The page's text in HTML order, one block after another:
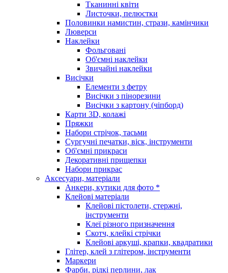
Тканинні квіти
Листочки, пелюстки
Половинки намистин, стрази, камінчики
Люверси
Наклейки
Фольговані
Об'ємні наклейки
Звичайні наклейки
Висічки
Елементи з фетру
Висічки з пінорезини
Висічки з картону (чіпборд)
Карти 3D, колажі
Пряжки
Набори стрічок, тасьми
Сургучні печатки, віск, інструменти
Об'ємні прикраси
Декоративні прищепки
Набори прикрас
Аксесуари, матеріали
Анкери, кутики для фото *
Клейові матеріали
Клейові пістолети, стержні,
інструменти
Клеї різного призначення
Скотч, клейкі стрічки
Клейові аркуші, крапки, квадратики
Глітер, клей з глітером, інструменти
Маркери
Фарби, рідкі перлини, лак